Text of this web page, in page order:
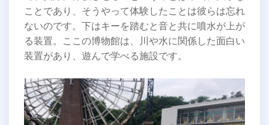
ことであり、そうやって体験したことは彼らは忘れ
ないのです。下はキーを踏むと音と共に噴水が上が
る装置。ここの博物館は、川や水に関係した面白い
装置があり、遊んで学べる施設です。